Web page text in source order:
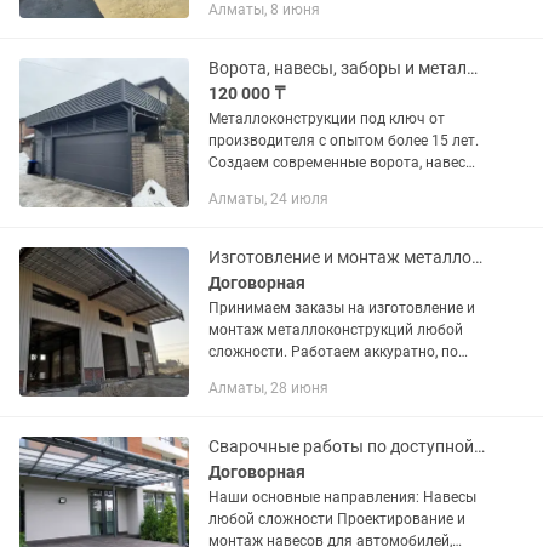
Арки, Каркасы, Лестницы, Топчан
Алматы, 8 июня
Ворота, навесы, заборы и металлоконструкции на заказ от производителя
120 000 ₸
Металлоконструкции под ключ от
производителя с опытом более 15 лет.
Создаем современные ворота, навесы,
которые служат годами и
Собственный...
Алматы, 24 июля
Изготовление и монтаж металлоконструкции заборы навесы Выезд
Договорная
Принимаем заказы на изготовление и
монтаж металлоконструкций любой
сложности. Работаем аккуратно, по
заказчика. Выполняем работы: •
Алматы, 28 июня
Сварочные работы по доступной цене
Договорная
Наши основные направления: Навесы
любой сложности Проектирование и
монтаж навесов для автомобилей,